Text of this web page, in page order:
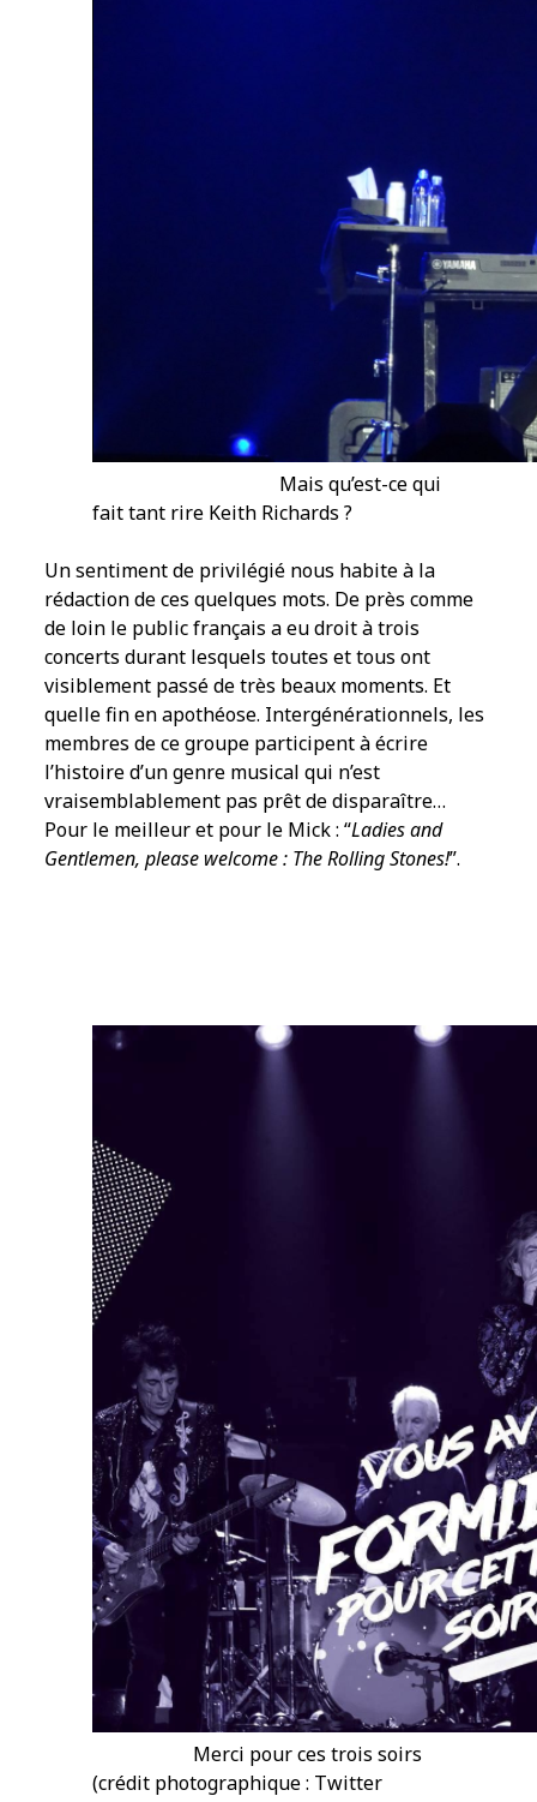
Mais qu’est-ce qui
fait tant rire Keith Richards ?
Un sentiment de privilégié nous habite à la
rédaction de ces quelques mots. De près comme
de loin le public français a eu droit à trois
concerts durant lesquels toutes et tous ont
visiblement passé de très beaux moments. Et
quelle fin en apothéose. Intergénérationnels, les
membres de ce groupe participent à écrire
l’histoire d’un genre musical qui n’est
vraisemblablement pas prêt de disparaître…
Pour le meilleur et pour le Mick : “Ladies and
Gentlemen, please welcome : The Rolling Stones!”.
Merci pour ces trois soirs
(crédit photographique : Twitter